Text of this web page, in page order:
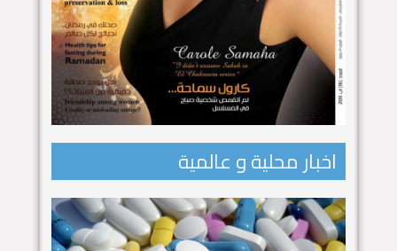
اخبار محلية و عالمية